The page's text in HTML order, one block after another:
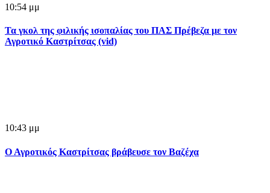
10:54 μμ
Τα γκολ της φιλικής ισοπαλίας του ΠΑΣ Πρέβεζα με τον
Αγροτικό Καστρίτσας (vid)
10:43 μμ
Ο Αγροτικός Καστρίτσας βράβευσε τον Βαζέχα